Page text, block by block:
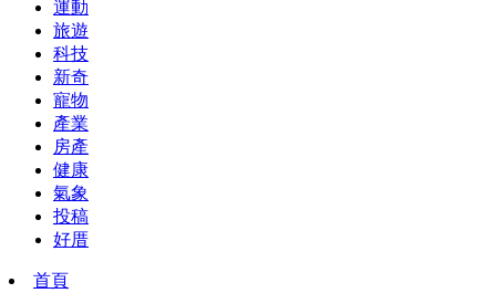
運動
旅遊
科技
新奇
寵物
產業
房產
健康
氣象
投稿
好厝
首頁